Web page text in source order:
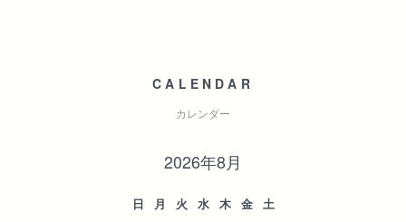
CALENDAR
カレンダー
2026年8月
日 月 火 水 木 金
土